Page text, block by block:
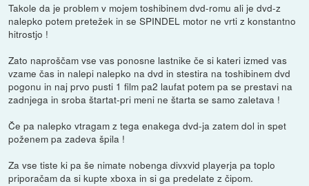
Takole da je problem v mojem toshibinem dvd-romu ali je dvd-z
nalepko potem pretežek in se SPINDEL motor ne vrti z konstantno
hitrostjo !
Zato naproščam vse vas ponosne lastnike če si kateri izmed vas
vzame čas in nalepi nalepko na dvd in stestira na toshibinem dvd
pogonu in naj prvo pusti 1 film pa2 laufat potem pa se prestavi na
zadnjega in sroba štartat-pri meni ne štarta se samo zaletava !
Če pa nalepko vtragam z tega enakega dvd-ja zatem dol in spet
poženem pa zadeva špila !
Za vse tiste ki pa še nimate nobenga divxvid playerja pa toplo
priporačam da si kupte xboxa in si ga predelate z čipom.